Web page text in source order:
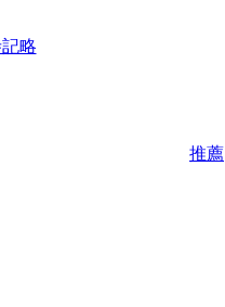
略
推薦